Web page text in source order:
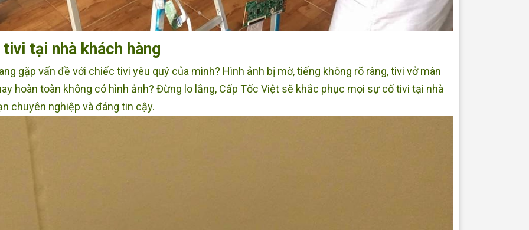
tại nhà khách hàng
gặp vấn đề với chiếc tivi yêu quý của mình? Hình ảnh bị mờ, tiếng không rõ ràng, tivi vở màn
hoàn toàn không có hình ảnh? Đừng lo lắng, Cấp Tốc Việt sẽ khắc phục mọi sự cố tivi tại nhà
chuyên nghiệp và đáng tin cậy.